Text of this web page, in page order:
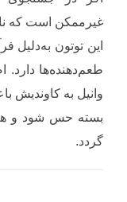
غیرممکن است که
این توتون به‌دلیل
طعم‌دهنده‌ها دارد.
وانیل به کاوندیش
بسته حس شود و
گردد.